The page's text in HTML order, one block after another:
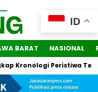
BARAT NASIONAL
Kronologi Peristiwa
ID